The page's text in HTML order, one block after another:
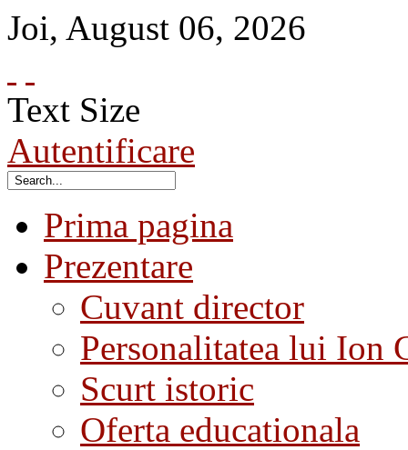
Joi, August 06, 2026
Text Size
Autentificare
Prima pagina
Prezentare
Cuvant director
Personalitatea lui Ion
Scurt istoric
Oferta educationala